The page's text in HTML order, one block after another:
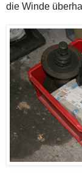
die Winde